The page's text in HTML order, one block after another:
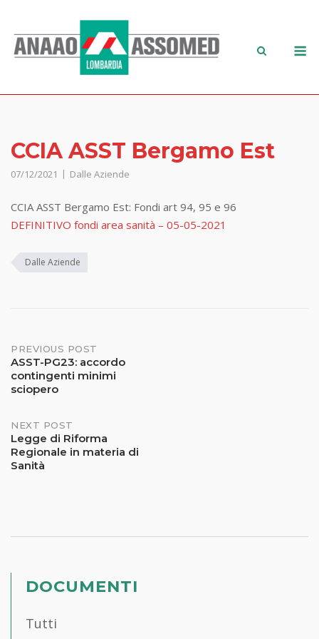
CCIA ASST Bergamo Est
07/12/2021 Dalle Aziende
CCIA ASST Bergamo Est: Fondi art 94, 95 e 96
DEFINITIVO fondi area sanità – 05-05-2021
Dalle Aziende
PREVIOUS POST
ASST-PG23: accordo
contingenti minimi
sciopero
NEXT POST
Legge di Riforma
Regionale in materia di
Sanità
DOCUMENTI
Tutti